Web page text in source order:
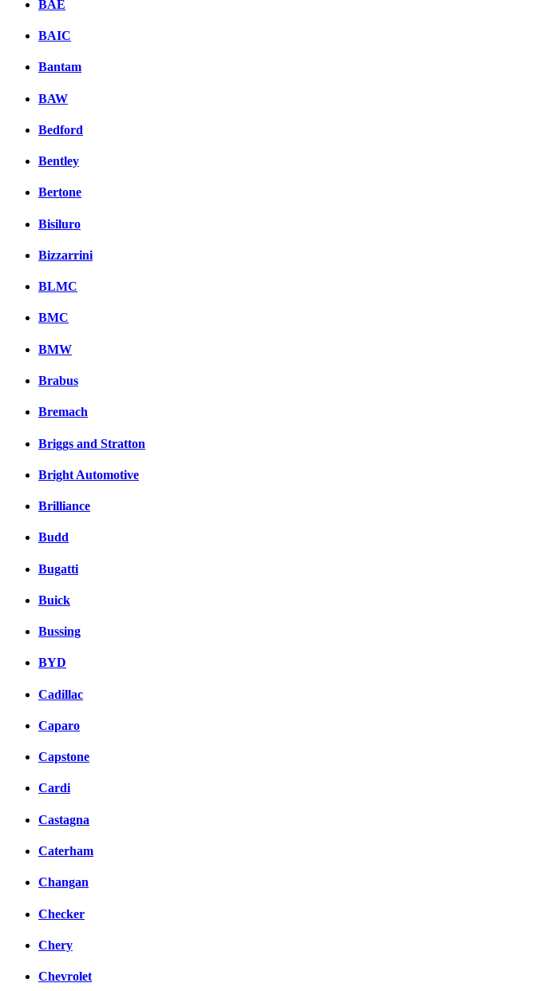
BAE
BAIC
Bantam
BAW
Bedford
Bentley
Bertone
Bisiluro
Bizzarrini
BLMC
BMC
BMW
Brabus
Bremach
Briggs and Stratton
Bright Automotive
Brilliance
Budd
Bugatti
Buick
Bussing
BYD
Cadillac
Caparo
Capstone
Cardi
Castagna
Caterham
Changan
Checker
Chery
Chevrolet